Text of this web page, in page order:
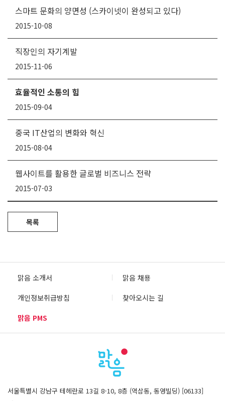
스마트 문화의 양면성 (스카이넷이 완성되고 있다)
2015-10-08
직장인의 자기계발
2015-11-06
효율적인 소통의 힘
2015-09-04
중국 IT산업의 변화와 혁신
2015-08-04
웹사이트를 활용한 글로벌 비즈니스 전략
2015-07-03
목록
맑음 소개서
맑음 채용
개인정보취급방침
찾아오시는 길
맑음 PMS
서울특별시 강남구 테헤란로 13길 8-10, 8층 (역삼동, 동영빌딩) [06133]